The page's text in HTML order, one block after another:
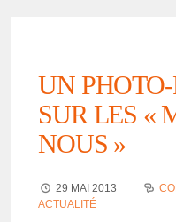
UN
SUR LES «
NOUS »
29 MAI 2013
ACTUALITÉ